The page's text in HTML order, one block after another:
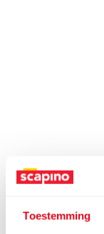
Toestemming